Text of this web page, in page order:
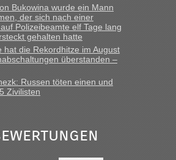
Bukowina wurde ein Mann
der sich nach einer
Polizeibeamte elf Tage lang
gehalten hatte
hat die Rekordhitze im August
überstanden –
Russen töten einen und
Zivilisten